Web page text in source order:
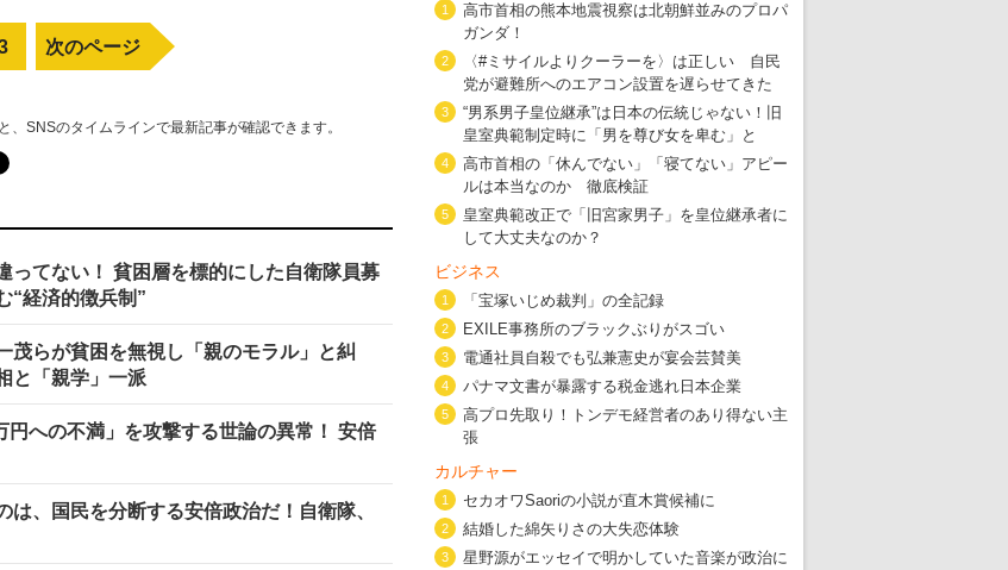
次のページ
、SNSのタイムラインで最新記事が確認できます。
ってない！ 貧困層を標的にした自衛隊員募
“経済的徴兵制”
茂らが貧困を無視し「親のモラル」と糾
と「親学」一派
円への不満」を攻撃する世論の異常！ 安倍
、国民を分断する安倍政治だ！自衛隊、
1
高市首相の熊本地震視察は北朝鮮並みのプロパ
ガンダ！
2
〈#ミサイルよりクーラーを〉は正しい 自民
党が避難所へのエアコン設置を遅らせてきた
3
“男系男子皇位継承”は日本の伝統じゃない！旧
皇室典範制定時に「男を尊び女を卑む」と
4
高市首相の「休んでない」「寝てない」アピー
ルは本当なのか 徹底検証
5
皇室典範改正で「旧宮家男子」を皇位継承者に
して大丈夫なのか？
ビジネス
1 「宝塚いじめ裁判」の全記録
2 EXILE事務所のブラックぶりがスゴい
3 電通社員自殺でも弘兼憲史が宴会芸賛美
4 パナマ文書が暴露する税金逃れ日本企業
5
高プロ先取り！トンデモ経営者のあり得ない主
張
カルチャー
1 セカオワSaoriの小説が直木賞候補に
2 結婚した綿矢りさの大失恋体験
3
星野源がエッセイで明かしていた音楽が政治に